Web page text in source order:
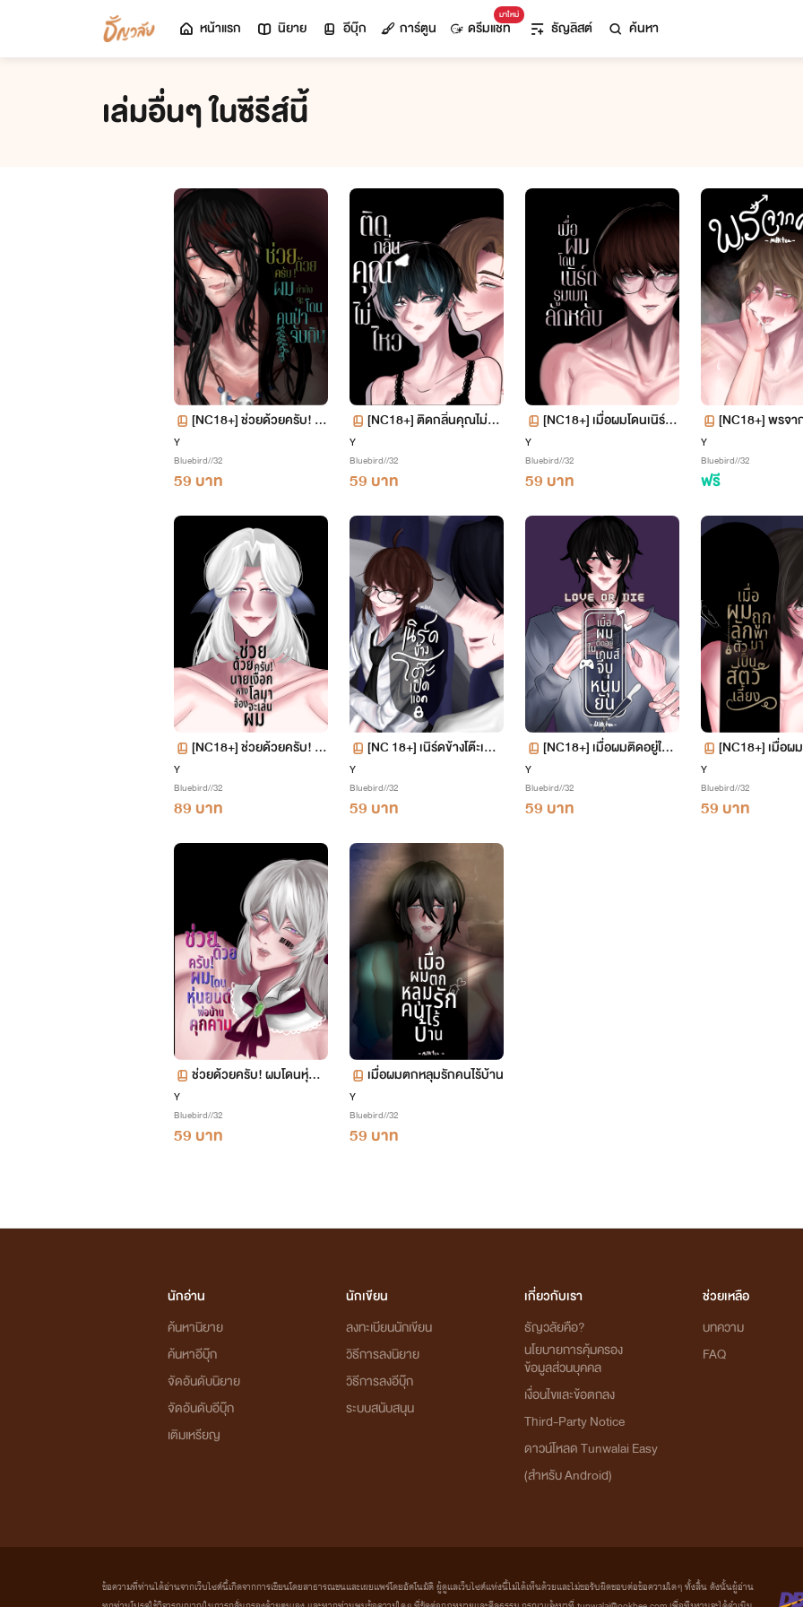
หน้าแรก นิยาย อีบุ๊ก การ์ตูน
มาใหม่
ดรีมแชท ธัญลิสต์ ค้นหา
เล่มอื่นๆ ในซีรีส์นี้
[NC18+] ช่วยด้วยครับ! ผ
Y
Bluebird//32
59 บาท
[NC18+] ติดกลิ่นคุณไม่ไห
Y
Bluebird//32
59 บาท
[NC18+] เมื่อผมโดนเนิร์ดรู
Y
Bluebird//32
59 บาท
[NC18+] พรจ
Y
Bluebird//32
ฟรี
[NC18+] ช่วยด้วยครับ! น
ผม
Y
Bluebird//32
89 บาท
[NC 18+] เนิร์ดข้างโต๊ะเปิด
Y
Bluebird//32
59 บาท
[NC18+] เมื่อผมติดอยู่ในเ
Y
Bluebird//32
59 บาท
[NC18+] เมื่อผ
Y
Bluebird//32
59 บาท
ช่วยด้วยครับ! ผมโดนหุ่นย
Y
Bluebird//32
59 บาท
เมื่อผมตกหลุมรักคนไร้บ้าน
Y
Bluebird//32
59 บาท
นักอ่าน
ค้นหานิยาย
ค้นหาอีบุ๊ก
จัดอันดับนิยาย
จัดอันดับอีบุ๊ก
เติมเหรียญ
นักเขียน
ลงทะเบียนนักเขียน
วิธีการลงนิยาย
วิธีการลงอีบุ๊ก
ระบบสนับสนุน
เกี่ยวกับเรา
ธัญวลัยคือ?
นโยบายการคุ้มครอง
ข้อมูลส่วนบุคคล
เงื่อนไขและข้อตกลง
Third-Party Notice
ดาวน์โหลด Tunwalai Easy
(สำหรับ Android)
ช่วยเหลือ
บทความ
FAQ
ข้อความที่ท่านได้อ่านจากเว็บไซต์นี้เกิดจากการเขียนโดยสาธารณชนและเผยแพร่โดยอัตโนมัติ ผู้ดูแลเว็บไซต์แห่งนี้ไม่ได้เห็นด้วยและไม่ขอรับผิดชอบต่อข้อความใดๆ ทั้งสิ้น ดังนั้นผู้อ่าน